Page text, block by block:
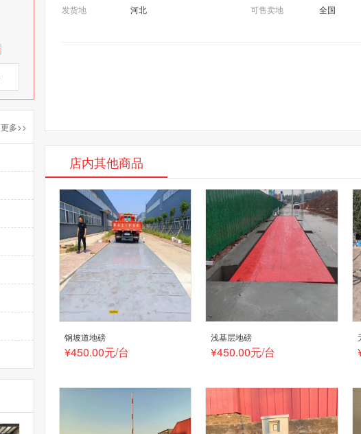
更多>>
发货地 河北 可售卖地 全国
店内其他商品
钢坡道地磅
¥450.00元/台
浅基层地磅
¥450.00元/台